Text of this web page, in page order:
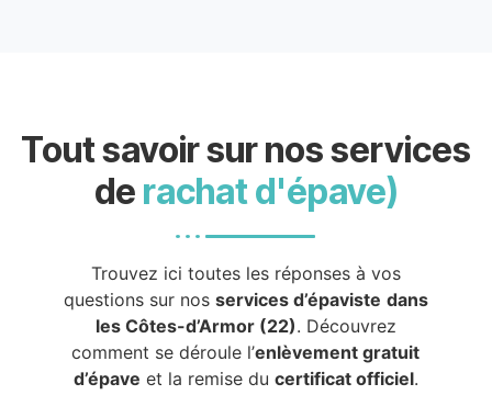
Tout savoir sur nos services
de rachat d'épave)
Trouvez ici toutes les réponses à vos
questions sur nos services d’épaviste dans
les Côtes-d’Armor (22). Découvrez
comment se déroule l’enlèvement gratuit
d’épave et la remise du certificat officiel.